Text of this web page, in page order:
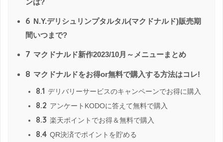
6 N.Y.デリシュリンプタルタル(マクドナルド)販売期
間いつまで?
7 マクドナルド新作2023/10月～メニューまとめ
8 マクドナルドをお得or無料で購入する方法はコレ!
8.1 デリバリーサービスのキャンペーンでお得に購入
8.2 アンケートKODOに答えて無料で購入
8.3 楽天ポイントでお得＆無料で購入
8.4 QR決済でポイントを貯める